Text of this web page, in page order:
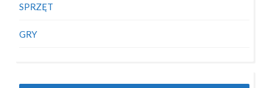
SPRZĘT
GRY